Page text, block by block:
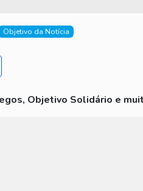
Objetivo da Notícia
Objetivo Solidário e